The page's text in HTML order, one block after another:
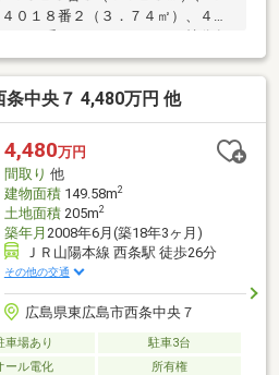
０１８番２（３．７４㎡）、４０
■令和６年築の積水ハウス施工物
所有り■リビング一部吹き抜け有
■ウォークインクローゼット有
店 徒歩７分（約４９０ｍ）■セブ
徒歩９分（約６６０ｍ）スムスト
適正評価 建物価格５，４５０万
条中央７ 4,480万円 他
4,480万円
間取り 他
建物面積149.58m2
土地面積205m2
築年月 2008年6月(築18年3ヶ月)
ＪＲ山陽本線 西条駅 徒歩26分
その他の交通
広島県東広島市西条中央７
車場あり
駐車3台
ール電化 所有権